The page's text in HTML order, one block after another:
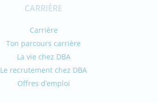
CARRIÈRE
Carrière
Ton parcours carrière
La vie chez DBA
Le recrutement chez DBA
Offres d’emploi